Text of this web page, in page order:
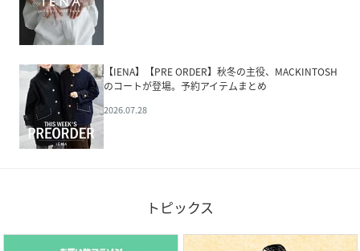
【IENA】【PRE ORDER】秋冬の主役、MACKINTOSH
のコートが登場。予約アイテムまとめ
2026.07.28
トピックス